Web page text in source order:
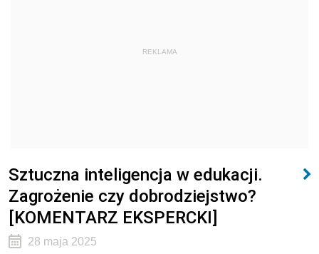
REKLAMA
Sztuczna inteligencja w edukacji.
Zagrożenie czy dobrodziejstwo?
[KOMENTARZ EKSPERCKI]
28 maja 2025